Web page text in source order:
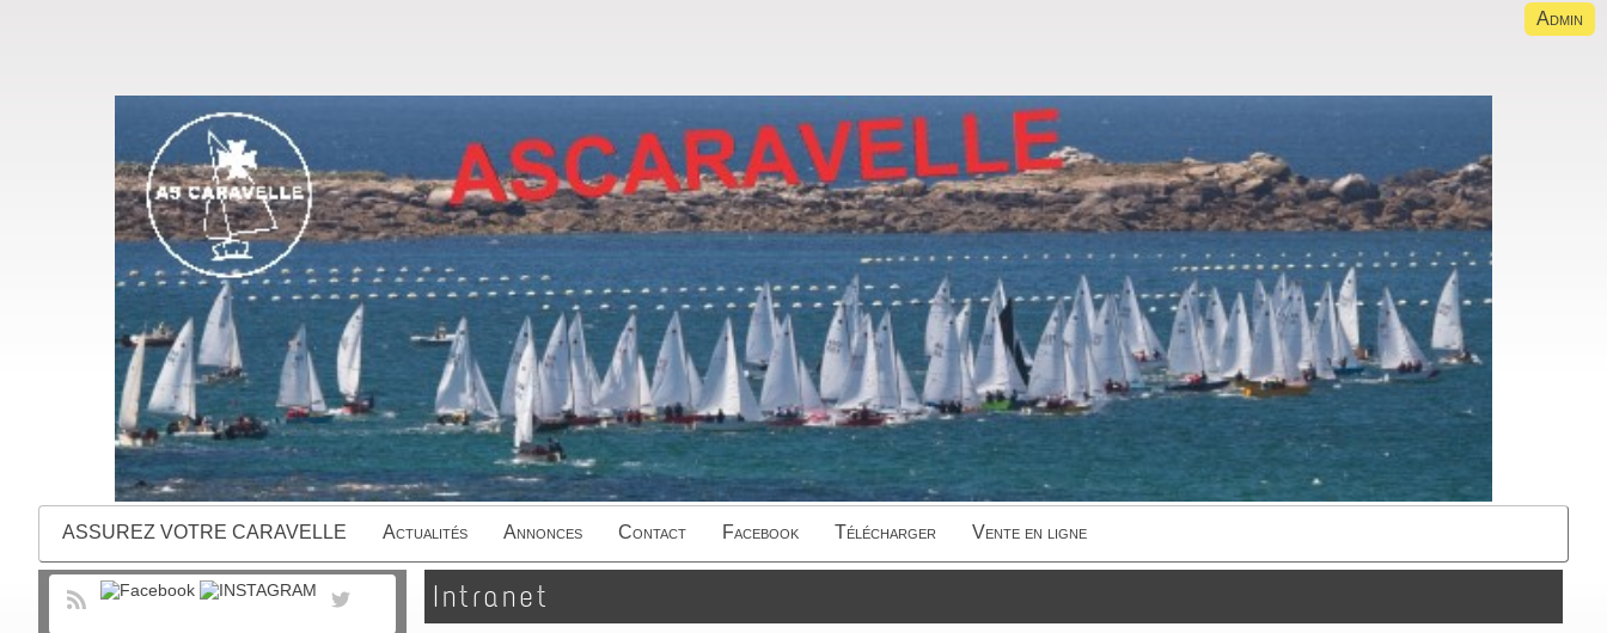
Admin
ASSUREZ VOTRE CARAVELLE Actualités Annonces Contact Facebook Télécharger Vente en ligne
Intranet